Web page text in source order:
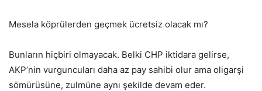
Mesela köprülerden geçmek ücretsiz olacak mı?
Bunların hiçbiri olmayacak. Belki CHP iktidara gelirse,
AKP’nin vurguncuları daha az pay sahibi olur ama oligarşi
sömürüsüne, zulmüne aynı şekilde devam eder.